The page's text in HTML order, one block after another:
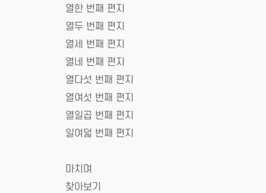
열한 번째 편지
열두 번째 편지
열세 번째 편지
열네 번째 편지
열다섯 번째 편지
열여섯 번째 편지
열일곱 번째 편지
일여덟 번째 편지
마치며
찾아보기